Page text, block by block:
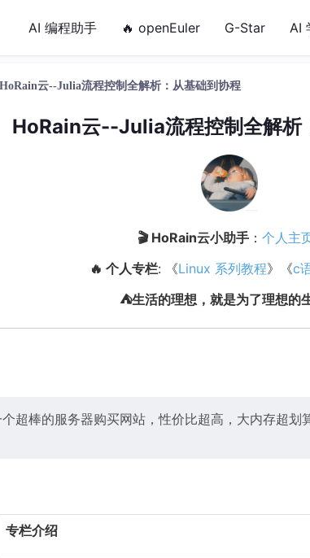
AI 编程助手 🔥 openEuler G-Star AI
HoRain云--Julia流程控制全解析：从基础到协程
HoRain云--Julia流程控制全解析
🎬 HoRain云小助手： 个人主
🔥 个人专栏: 《Linux 系列教程》《c
⛺️生活的理想，就是为了理想的
超棒的服务器购买网站，性价比超高，大内存超划
专栏介绍